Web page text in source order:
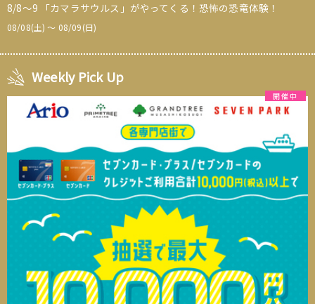
8/8～9 「カマラサウルス」がやってくる！恐怖の恐竜体験！
08/08(土) 〜 08/09(日)
Weekly Pick Up